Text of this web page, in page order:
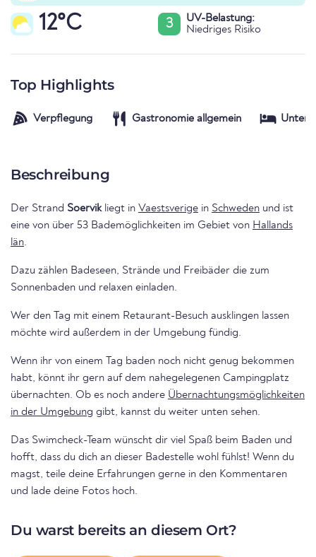
12°C 3
UV-Belastung:
Niedriges Risiko
Top Highlights
Verpflegung Gastronomie allgemein
Beschreibung
Der Strand Soervikliegt in Vaestsverige in Schweden und ist
eine von über 53 Bademöglichkeiten im Gebiet von Hallands
län.
Dazu zählen Badeseen, Strände und Freibäder die zum
Sonnenbaden und relaxen einladen.
Wer den Tag mit einem Retaurant-Besuch ausklingen lassen
möchte wird außerdem in der Umgebung fündig.
Wenn ihr von einem Tag baden noch nicht genug bekommen
habt, könnt ihr gern auf dem nahegelegenen Campingplatz
übernachten. Ob es noch andere Übernachtungsmöglichkeiten
in der Umgebung gibt, kannst du weiter unten sehen.
Das Swimcheck-Team wünscht dir viel Spaß beim Baden und
hofft, dass du dich an dieser Badestelle wohl fühlst! Wenn du
magst, teile deine Erfahrungen gerne in den Kommentaren
und lade deine Fotos hoch.
Du warst bereits an diesem Ort?